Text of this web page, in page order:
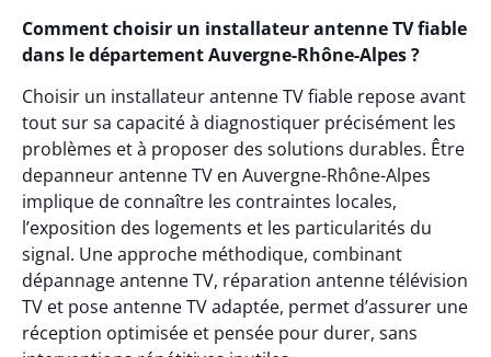
Comment choisir un installateur antenne TV fiable
dans le département Auvergne-Rhône-Alpes ?
Choisir un installateur antenne TV fiable repose avant
tout sur sa capacité à diagnostiquer précisément les
problèmes et à proposer des solutions durables. Être
depanneur antenne TV en Auvergne-Rhône-Alpes
implique de connaître les contraintes locales,
l’exposition des logements et les particularités du
signal. Une approche méthodique, combinant
dépannage antenne TV, réparation antenne télévision
TV et pose antenne TV adaptée, permet d’assurer une
réception optimisée et pensée pour durer, sans